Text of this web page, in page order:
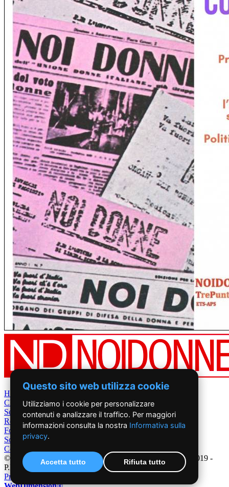
Home
Chi Siamo
Settimanale
Rete News
Foto&Video
Sostienici
Contatti
©2019 - NoiDonne - Iscrizione ROC n.33421 del 23 /09/ 2019 -
P.IVA 00878931005
Privacy Policy
Questo sito web utilizza cookie
Utilizziamo i cookie per personalizzare
contenuti e analizzare il traffico. Per maggiori
informazioni consulta la nostra Informativa sulla
privacy.
Accetta tutto Rifiuta tutto